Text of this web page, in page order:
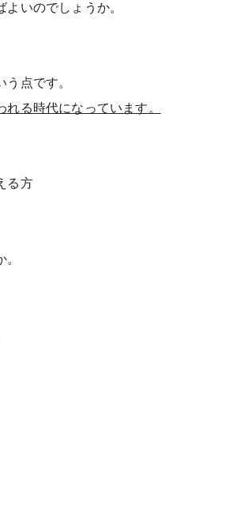
いのでしょうか。
う点です。
る時代になっています。
る方